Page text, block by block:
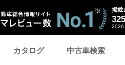
掲載
カタログ 中古車検索